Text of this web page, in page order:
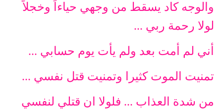
والوجه كاد يسقط من وجهي حياءاً وخجلاً
لولا رحمة ربي ...
أني لم أمت بعد ولم يأت يوم حسابي ...
تمنيت الموت كثيرا وتمنيت قتل نفسي ...
من شدة العذاب ... فلولا ان قتلي لنفسي